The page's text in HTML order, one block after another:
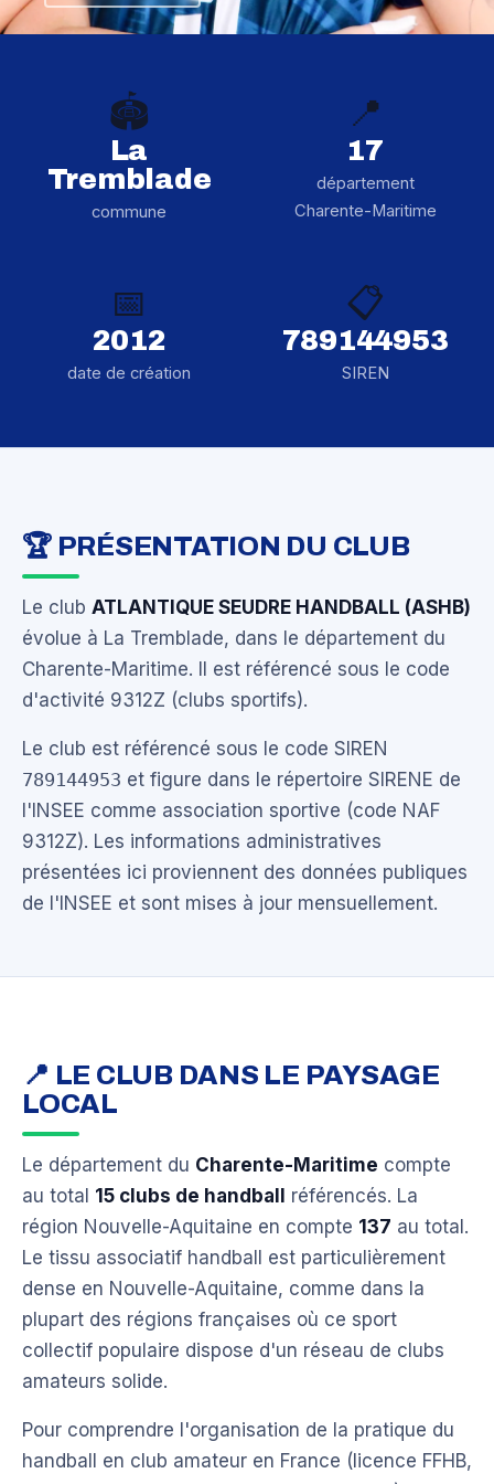
🏟️
La
Tremblade
commune
📍
17
département
Charente-Maritime
📅
2012
date de création
📋
789144953
SIREN
🏆 PRÉSENTATION DU CLUB
Le club ATLANTIQUE SEUDRE HANDBALL (ASHB)
évolue à La Tremblade, dans le département du
Charente-Maritime. Il est référencé sous le code
d'activité 9312Z (clubs sportifs).
Le club est référencé sous le code SIREN
789144953 et figure dans le répertoire SIRENE de
l'INSEE comme association sportive (code NAF
9312Z). Les informations administratives
présentées ici proviennent des données publiques
de l'INSEE et sont mises à jour mensuellement.
📍 LE CLUB DANS LE PAYSAGE
LOCAL
Le département du Charente-Maritime compte
au total 15 clubs de handball
référencés. La
région Nouvelle-Aquitaine en compte 137 au total.
Le tissu associatif handball est particulièrement
dense en Nouvelle-Aquitaine, comme dans la
plupart des régions françaises où ce sport
collectif populaire dispose d'un réseau de clubs
amateurs solide.
Pour comprendre l'organisation de la pratique du
handball en club amateur en France (licence FFHB,